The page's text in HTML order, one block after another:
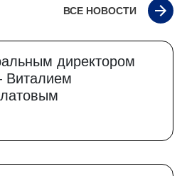
ВСЕ НОВОСТИ
директором
Виталием